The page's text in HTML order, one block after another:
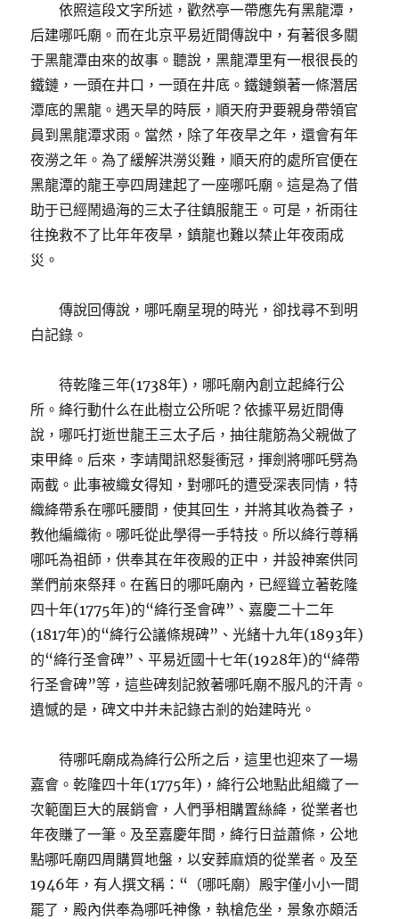
依照這段文字所述，歡然亭一帶應先有黑龍潭，
后建哪吒廟。而在北京平易近間傳說中，有著很多關
于黑龍潭由來的故事。聽說，黑龍潭里有一根很長的
鐵鏈，一頭在井口，一頭在井底。鐵鏈鎖著一條潛居
潭底的黑龍。遇天旱的時辰，順天府尹要親身帶領官
員到黑龍潭求雨。當然，除了年夜旱之年，還會有年
夜澇之年。為了緩解洪澇災難，順天府的處所官便在
黑龍潭的龍王亭四周建起了一座哪吒廟。這是為了借
助于已經鬧過海的三太子往鎮服龍王。可是，祈雨往
往挽救不了比年年夜旱，鎮龍也難以禁止年夜雨成
災。
傳說回傳說，哪吒廟呈現的時光，卻找尋不到明
白記錄。
待乾隆三年(1738年)，哪吒廟內創立起絳行公
所。絳行動什么在此樹立公所呢？依據平易近間傳
說，哪吒打逝世龍王三太子后，抽往龍筋為父親做了
束甲絳。后來，李靖聞訊怒髮衝冠，揮劍將哪吒劈為
兩截。此事被織女得知，對哪吒的遭受深表同情，特
織絳帶系在哪吒腰間，使其回生，并將其收為養子，
教他編織術。哪吒從此學得一手特技。所以絳行尊稱
哪吒為祖師，供奉其在年夜殿的正中，并設神案供同
業們前來祭拜。在舊日的哪吒廟內，已經聳立著乾隆
四十年(1775年)的“絳行圣會碑”、嘉慶二十二年
(1817年)的“絳行公議條規碑”、光緒十九年(1893年)
的“絳行圣會碑”、平易近國十七年(1928年)的“絳帶
行圣會碑”等，這些碑刻記敘著哪吒廟不服凡的汗青。
遺憾的是，碑文中并未記錄古剎的始建時光。
待哪吒廟成為絳行公所之后，這里也迎來了一場
嘉會。乾隆四十年(1775年)，絳行公地點此組織了一
次範圍巨大的展銷會，人們爭相購置絲絳，從業者也
年夜賺了一筆。及至嘉慶年間，絳行日益蕭條，公地
點哪吒廟四周購買地盤，以安葬麻煩的從業者。及至
1946年，有人撰文稱：“（哪吒廟）殿宇僅小小一間
罷了，殿內供奉為哪吒神像，執槍危坐，景象亦頗活